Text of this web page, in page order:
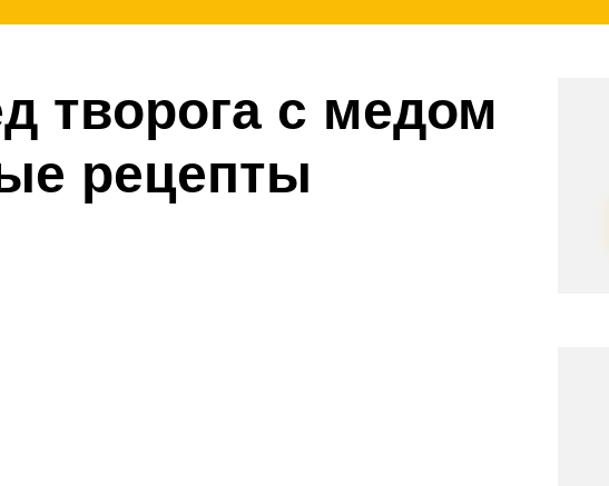
творога с медом
рецепты